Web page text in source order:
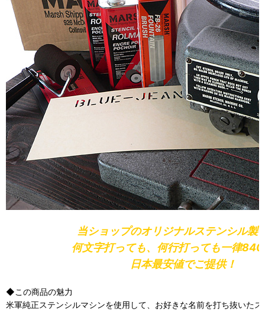
当ショップのオリジナルステンシル製
何文字打っても、何行打っても一律
日本最安値でご提供！
◆この商品の魅力
米軍純正ステンシルマシンを使用して、お好きな名前を打ち抜いた